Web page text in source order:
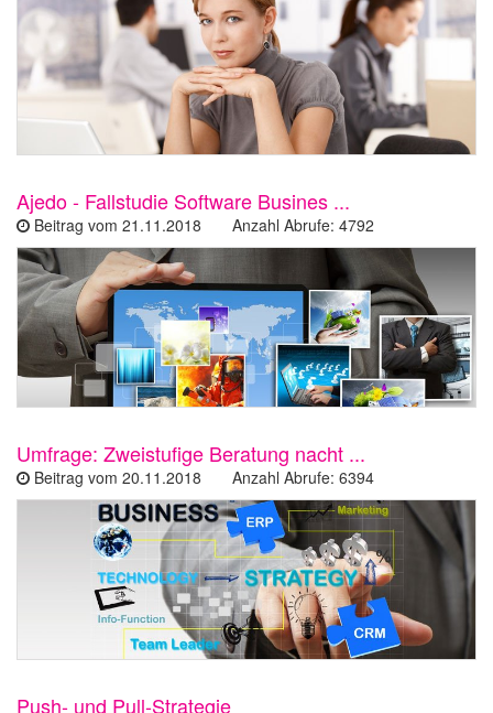
Ajedo - Fallstudie Software Busines ...
Beitrag vom 21.11.2018 Anzahl Abrufe: 4792
Umfrage: Zweistufige Beratung nacht ...
Beitrag vom 20.11.2018 Anzahl Abrufe: 6394
Push- und Pull-Strategie